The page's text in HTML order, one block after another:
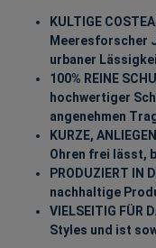
KULTIGE
Meeresforscher
urbaner
100% REINE
hochwertiger
angenehmen
KURZE,
Ohren frei lässt,
PRODUZIERT
nachhaltige
VIELSEITIG FÜR
Styles und ist